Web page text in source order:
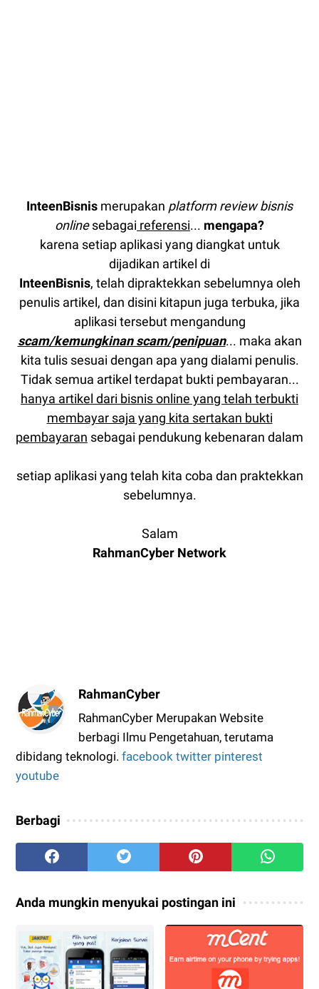
InteenBisnis merupakan platform review bisnis
onlinesebagai referensi... mengapa?
karena setiap aplikasi yang diangkat untuk
dijadikan artikel di
InteenBisnis, telah dipraktekkan sebelumnya oleh
penulis artikel, dan disini kitapun juga terbuka, jika
aplikasi tersebut mengandung
scam/kemungkinan scam/penipuan... maka akan
kita tulis sesuai dengan apa yang dialami penulis.
Tidak semua artikel terdapat bukti pembayaran...
hanya artikel dari bisnis online yang telah terbukti
membayar saja yang kita sertakan bukti
pembayaran sebagai pendukung kebenaran dalam
setiap aplikasi yang telah kita coba dan praktekkan
sebelumnya.
Salam
RahmanCyber Network
RahmanCyber
RahmanCyber Merupakan Website
berbagi Ilmu Pengetahuan, terutama
dibidang teknologi. facebook twitter pinterest
youtube
Berbagi
Anda mungkin menyukai postingan ini